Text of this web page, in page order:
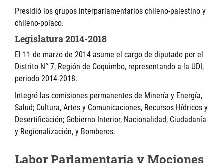
Presidió los grupos interparlamentarios chileno-palestino y
chileno-polaco.
Legislatura 2014-2018
El 11 de marzo de 2014 asume el cargo de diputado por el
Distrito N° 7, Región de Coquimbo, representando a la UDI,
periodo 2014-2018.
Integró las comisiones permanentes de Minería y Energía,
Salud; Cultura, Artes y Comunicaciones, Recursos Hídricos y
Desertificación; Gobierno Interior, Nacionalidad, Ciudadanía
y Regionalización, y Bomberos.
Labor Parlamentaria y Mociones